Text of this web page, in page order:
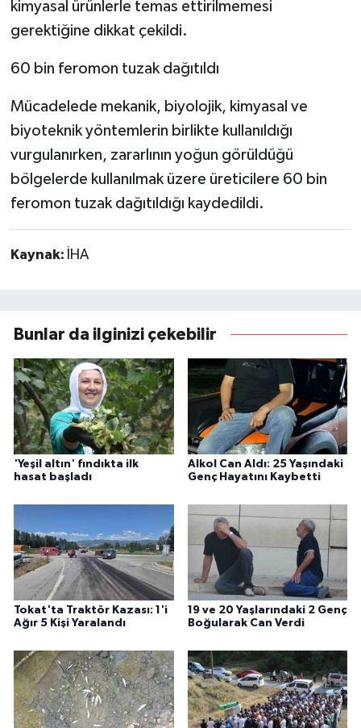
kimyasal ürünlerle temas ettirilmemesi
gerektiğine dikkat çekildi.
60 bin feromon tuzak dağıtıldı
Mücadelede mekanik, biyolojik, kimyasal ve
biyoteknik yöntemlerin birlikte kullanıldığı
vurgulanırken, zararlının yoğun görüldüğü
bölgelerde kullanılmak üzere üreticilere 60 bin
feromon tuzak dağıtıldığı kaydedildi.
Kaynak: İHA
Bunlar da ilginizi çekebilir
'Yeşil altın' fındıkta ilk
hasat başladı
Alkol Can Aldı: 25 Yaşındaki
Genç Hayatını Kaybetti
Tokat'ta Traktör Kazası: 1'i
Ağır 5 Kişi Yaralandı
19 ve 20 Yaşlarındaki 2 Genç
Boğularak Can Verdi